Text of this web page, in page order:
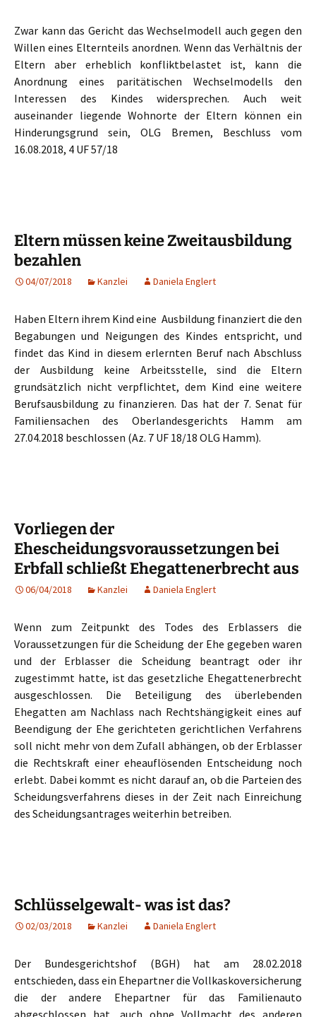
Zwar kann das Gericht das Wechselmodell auch gegen den
Willen eines Elternteils anordnen. Wenn das Verhältnis der
Eltern aber erheblich konfliktbelastet ist, kann die
Anordnung eines paritätischen Wechselmodells den
Interessen des Kindes widersprechen. Auch weit
auseinander liegende Wohnorte der Eltern können ein
Hinderungsgrund sein, OLG Bremen, Beschluss vom
16.08.2018, 4 UF 57/18
Eltern müssen keine Zweitausbildung
bezahlen
04/07/2018 Kanzlei Daniela Englert
Haben Eltern ihrem Kind eine Ausbildung finanziert die den
Begabungen und Neigungen des Kindes entspricht, und
findet das Kind in diesem erlernten Beruf nach Abschluss
der Ausbildung keine Arbeitsstelle, sind die Eltern
grundsätzlich nicht verpflichtet, dem Kind eine weitere
Berufsausbildung zu finanzieren. Das hat der 7. Senat für
Familiensachen des Oberlandesgerichts Hamm am
27.04.2018 beschlossen (Az. 7 UF 18/18 OLG Hamm).
Vorliegen der
Ehescheidungsvoraussetzungen bei
Erbfall schließt Ehegattenerbrecht aus
06/04/2018 Kanzlei Daniela Englert
Wenn zum Zeitpunkt des Todes des Erblassers die
Voraussetzungen für die Scheidung der Ehe gegeben waren
und der Erblasser die Scheidung beantragt oder ihr
zugestimmt hatte, ist das gesetzliche Ehegattenerbrecht
ausgeschlossen. Die Beteiligung des überlebenden
Ehegatten am Nachlass nach Rechtshängigkeit eines auf
Beendigung der Ehe gerichteten gerichtlichen Verfahrens
soll nicht mehr von dem Zufall abhängen, ob der Erblasser
die Rechtskraft einer eheauflösenden Entscheidung noch
erlebt. Dabei kommt es nicht darauf an, ob die Parteien des
Scheidungsverfahrens dieses in der Zeit nach Einreichung
des Scheidungsantrages weiterhin betreiben.
Schlüsselgewalt- was ist das?
02/03/2018 Kanzlei Daniela Englert
Der Bundesgerichtshof (BGH) hat am 28.02.2018
entschieden, dass ein Ehepartner die Vollkaskoversicherung
die der andere Ehepartner für das Familienauto
abgeschlossen hat, auch ohne Vollmacht des anderen